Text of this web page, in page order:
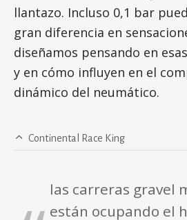
llantazo. Incluso 0,1 bar
gran diferencia en
diseñamos pensando en
y en cómo influyen en el
dinámico del neumático.
Continental Race King
las carreras gravel
están ocupando el